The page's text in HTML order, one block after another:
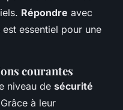
Répondre avec
essentiel pour une
courantes
niveau de sécurité
à leur